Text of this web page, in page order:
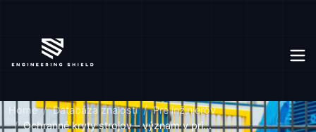
Home Databáza znalostí
Pre inžinierov
Ochranné kryty strojov – význam v pri...